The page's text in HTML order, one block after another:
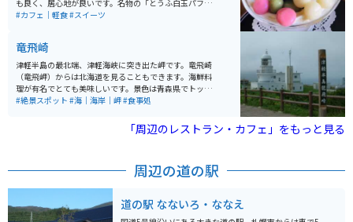
も良く、居心地が良いです。名物の「とうふ白玉パフ
ェ」は見た目も可愛らしくカラフルな和風パフェで、店
憩するのにもってこいのスポットです。
#カフェ｜軽食#スイーツ
竜飛崎
津軽半島の最北端、津軽海峡に突き出た岬です。竜飛崎
（竜飛岬）からは北海道を見ることもできます。海鮮料
理が有名でとても美味しいです。景色は青森県でトップ
クラスに綺麗な場所です。特に日の出と夕方の景色が最
は、国道でありながら車もバイクも通れず、歩行者しか
通れないという「階段国道」と呼ばれる339号線なる珍
の少し手前には有名な青函トンネルがあり、中には入れ
らいは空いています。 ただし、周辺は町におりないとガ
ソリンスタンドもコンビニもスーパーもトイレも無いた
#絶景スポット #海｜海岸｜岬#食事処
「周辺のレストラン・カフェ」をもっと見る
周辺の道の駅
道の駅 なないろ・ななえ